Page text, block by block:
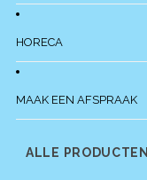
HORECA
MAAK EEN AFSPRAAK
ALLE PRODUCTEN